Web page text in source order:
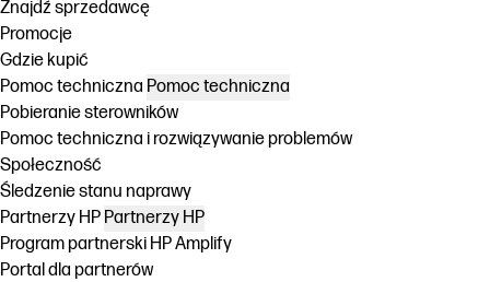
Znajdź sprzedawcę
Promocje
Gdzie kupić
Pomoc techniczna Pomoc techniczna
Pobieranie sterowników
Pomoc techniczna i rozwiązywanie problemów
Społeczność
Śledzenie stanu naprawy
Partnerzy HP Partnerzy HP
Program partnerski HP Amplify
Portal dla partnerów